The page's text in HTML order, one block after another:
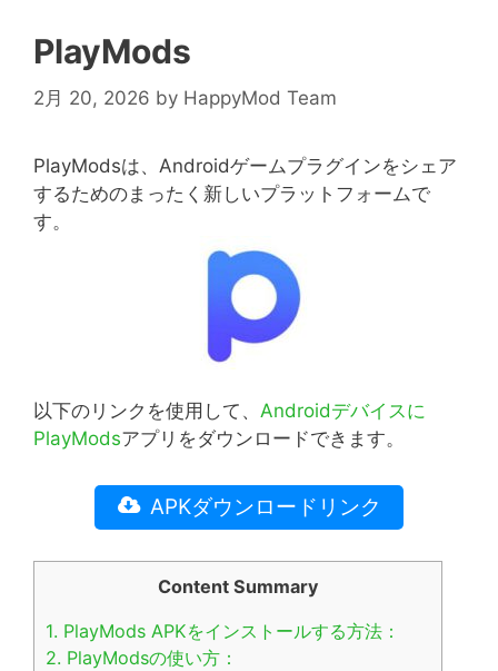
PlayMods
2月 20, 2026 by HappyMod Team
PlayModsは、Androidゲームプラグインをシェア
するためのまったく新しいプラットフォームで
す。
以下のリンクを使用して、 Androidデバイスに
PlayModsアプリをダウンロードできます。
APKダウンロードリンク
Content Summary
1. PlayMods APKをインストールする方法：
2. PlayModsの使い方：